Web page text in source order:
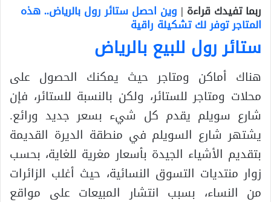
ربما تفيدك قراءة | وين احصل ستائر رول بالرياض.. هذه
المتاجر توفر لك تشكيلة راقية
ستائر رول للبيع بالرياض
هناك أماكن ومتاجر حيث يمكنك الحصول على
محلات ومتاجر للستائر، ولكن بالنسبة للستائر، فإن
شارع سويلم يقدم كل شيء بسعر جديد ورائع.
يشتهر شارع السويلم في منطقة الديرة القديمة
بتقديم الأشياء الجيدة بأسعار مغرية للغاية، بحسب
زوار منتديات التسوق النسائية، حيث أغلب الزائرات
من النساء، بسبب انتشار المبيعات على مواقع